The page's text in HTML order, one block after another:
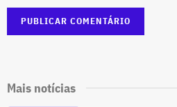
Mais notícias